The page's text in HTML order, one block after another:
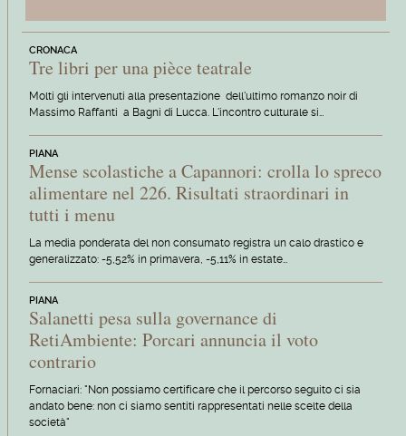
CRONACA
Tre libri per una pièce teatrale
Molti gli intervenuti alla presentazione dell'ultimo romanzo noir di
Massimo Raffanti a Bagni di Lucca. L'incontro culturale si…
PIANA
Mense scolastiche a Capannori: crolla lo spreco
alimentare nel 226. Risultati straordinari in
tutti i menu
La media ponderata del non consumato registra un calo drastico e
generalizzato: -5,52% in primavera, -5,11% in estate…
PIANA
Salanetti pesa sulla governance di
RetiAmbiente: Porcari annuncia il voto
contrario
Fornaciari: "Non possiamo certificare che il percorso seguito ci sia
andato bene: non ci siamo sentiti rappresentati nelle scelte della
società"